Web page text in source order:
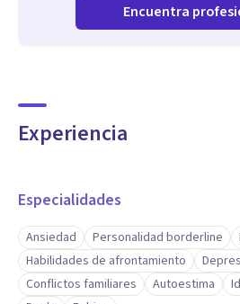
Si estás pensando en iniciar un
Encuentra
Experiencia
Especialidades
Ansiedad Personalidad borderline
Habilidades de afrontamiento
Conflictos familiares
Autoestima